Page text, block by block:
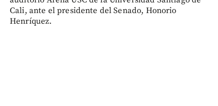
Cali, ante el presidente del Senado, Honorio
Henríquez.